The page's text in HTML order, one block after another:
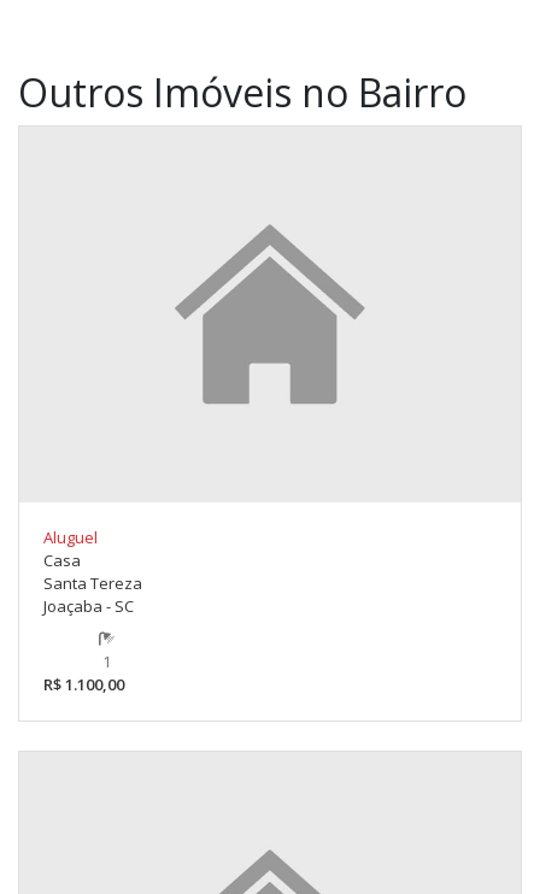
Outros Imóveis no Bairro
Aluguel
Casa
Santa Tereza
Joaçaba - SC
1
R$ 1.100,00